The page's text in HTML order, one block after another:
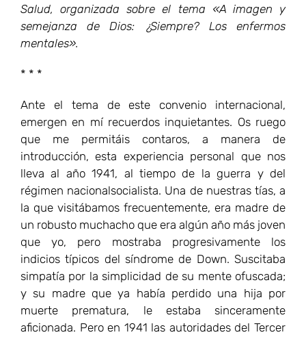
Salud, organizada sobre el tema «A imagen y
semejanza de Dios: ¿Siempre? Los enfermos
mentales».
* * *
Ante el tema de este convenio internacional,
emergen en mí recuerdos inquietantes. Os ruego
que me permitáis contaros, a manera de
introducción, esta experiencia personal que nos
lleva al año 1941, al tiempo de la guerra y del
régimen nacionalsocialista. Una de nuestras tías, a
la que visitábamos frecuentemente, era madre de
un robusto muchacho que era algún año más joven
que yo, pero mostraba progresivamente los
indicios típicos del síndrome de Down. Suscitaba
simpatía por la simplicidad de su mente ofuscada;
y su madre que ya había perdido una hija por
muerte prematura, le estaba sinceramente
aficionada. Pero en 1941 las autoridades del Tercer